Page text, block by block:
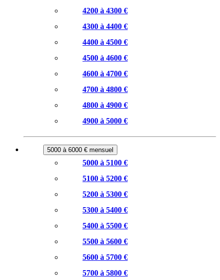
4200 à 4300 €
4300 à 4400 €
4400 à 4500 €
4500 à 4600 €
4600 à 4700 €
4700 à 4800 €
4800 à 4900 €
4900 à 5000 €
5000 à 6000 € mensuel
5000 à 5100 €
5100 à 5200 €
5200 à 5300 €
5300 à 5400 €
5400 à 5500 €
5500 à 5600 €
5600 à 5700 €
5700 à 5800 €